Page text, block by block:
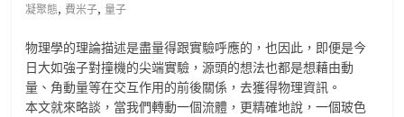
凝聚態, 費米子,量子
物理學的理論描述是盡量得跟實驗呼應的，也因此，即便是今
日大如強子對撞機的尖端實驗，源頭的想法也都是想藉由動
量、角動量等在交互作用的前後關係，去獲得物理資訊。
本文就來略談，當我們轉動一個流體，更精確地說，一個玻色